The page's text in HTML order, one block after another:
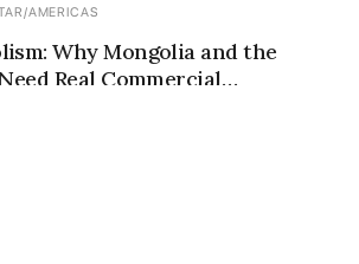
/AMERICAS
Why Mongolia and the
Real Commercial